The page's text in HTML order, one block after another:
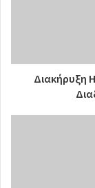
Διακήρυξη